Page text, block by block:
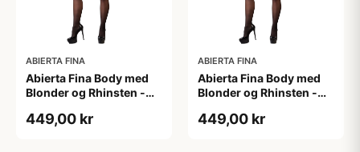
ABIERTA FINA
Abierta Fina Body med
Blonder og Rhinsten -
449,00 kr
ABIERTA FINA
Abierta Fina Body med
Blonder og Rhinsten -
449,00 kr